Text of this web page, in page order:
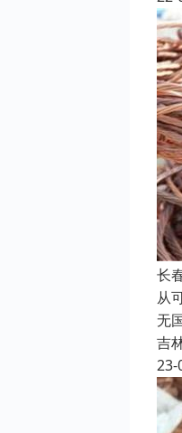
长
从
无
吉
23-